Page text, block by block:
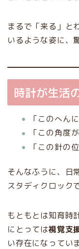
まるで「来る」と
いるような姿に、
時計が生活
「このへん
「この角度
「この針の
そんなふうに、日
スタディクロック
もともとは知育時
にとっては視覚支
い存在になってい